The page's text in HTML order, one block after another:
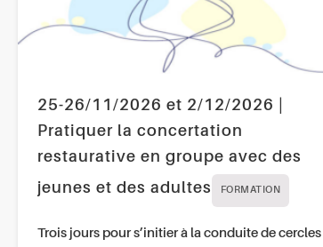
25-26/11/2026 et 2/12/2026 |
Pratiquer la concertation
restaurative en groupe avec des
jeunes et des adultes
FORMATION
Trois jours pour s’initier à la conduite de cercles